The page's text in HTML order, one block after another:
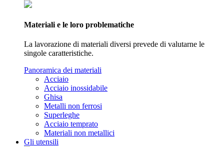
Materiali e le loro problematiche
La lavorazione di materiali diversi prevede di valutarne le
singole caratteristiche.
Panoramica dei materiali
Acciaio
Acciaio inossidabile
Ghisa
Metalli non ferrosi
Superleghe
Acciaio temprato
Materiali non metallici
Gli utensili